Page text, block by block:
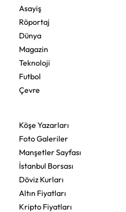
Asayiş
Röportaj
Dünya
Magazin
Teknoloji
Futbol
Çevre
Köşe Yazarları
Foto Galeriler
Manşetler Sayfası
İstanbul Borsası
Döviz Kurları
Altın Fiyatları
Kripto Fiyatları